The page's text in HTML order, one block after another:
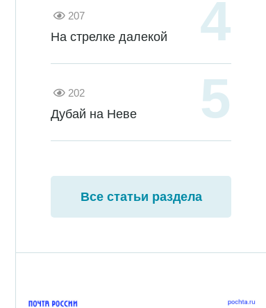
207
На стрелке далекой
202
Дубай на Неве
Все статьи раздела